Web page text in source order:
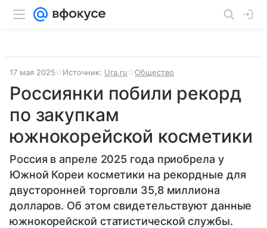
17 мая 2025 Источник: Ura.ru Общество
Россиянки побили рекорд
по закупкам
южнокорейской косметики
Россия в апреле 2025 года приобрела у
Южной Кореи косметики на рекордные для
двусторонней торговли 35,8 миллиона
долларов. Об этом свидетельствуют данные
южнокорейской статистической службы.